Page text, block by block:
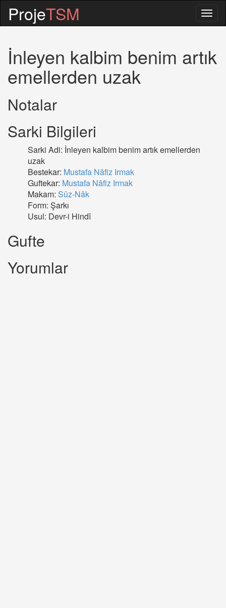
ProjeTSM
İnleyen kalbim benim artık
emellerden uzak
Notalar
Sarki Bilgileri
Sarki Adi: İnleyen kalbim benim artık emellerden
uzak
Bestekar: Mustafa Nâfiz Irmak
Guftekar: Mustafa Nâfiz Irmak
Makam: Sûz-Nâk
Form: Şarkı
Usul: Devr-i Hindî
Gufte
Yorumlar